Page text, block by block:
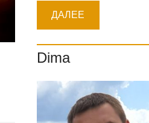
Dima